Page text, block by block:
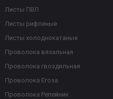
Листы ПВЛ
Листы рифленые
Листы холоднокатаные
Проволока вязальная
Проволока гвоздильная
Проволока Егоза
Проволока Репейник